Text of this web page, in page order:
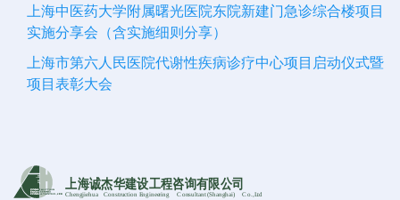
上海中医药大学附属曙光医院东院新建门急诊综合楼项目
实施分享会（含实施细则分享）
上海市第六人民医院代谢性疾病诊疗中心项目启动仪式暨
项目表彰大会
上海诚杰华建设工程咨询有限公司
Chengjiehua Construction Engineering C onsultant (Shanghai) C o.,Ltd